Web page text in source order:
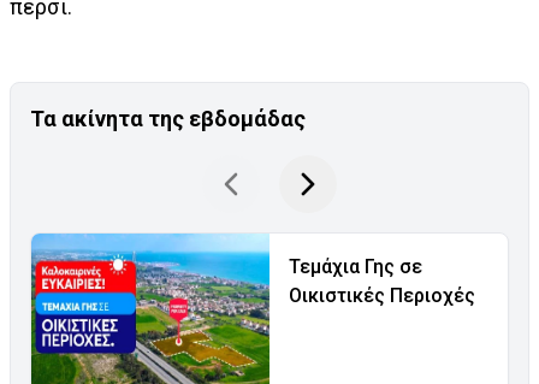
πέρσι.
Τα ακίνητα της εβδομάδας
Τεμάχια Γης σε
Οικιστικές Περιοχές